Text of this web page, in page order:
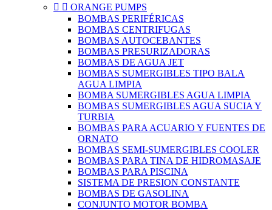
  ORANGE PUMPS
BOMBAS PERIFÉRICAS
BOMBAS CENTRIFUGAS
BOMBAS AUTOCEBANTES
BOMBAS PRESURIZADORAS
BOMBAS DE AGUA JET
BOMBAS SUMERGIBLES TIPO BALA
AGUA LIMPIA
BOMBA SUMERGIBLES AGUA LIMPIA
BOMBAS SUMERGIBLES AGUA SUCIA Y
TURBIA
BOMBAS PARA ACUARIO Y FUENTES DE
ORNATO
BOMBAS SEMI-SUMERGIBLES COOLER
BOMBAS PARA TINA DE HIDROMASAJE
BOMBAS PARA PISCINA
SISTEMA DE PRESION CONSTANTE
BOMBAS DE GASOLINA
CONJUNTO MOTOR BOMBA